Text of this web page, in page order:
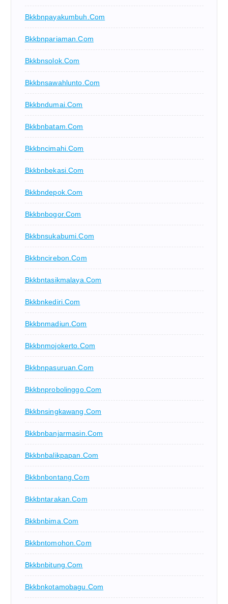
Bkkbnpayakumbuh.com
Bkkbnpariaman.com
Bkkbnsolok.com
Bkkbnsawahlunto.com
Bkkbndumai.com
Bkkbnbatam.com
Bkkbncimahi.com
Bkkbnbekasi.com
Bkkbndepok.com
Bkkbnbogor.com
Bkkbnsukabumi.com
Bkkbncirebon.com
Bkkbntasikmalaya.com
Bkkbnkediri.com
Bkkbnmadiun.com
Bkkbnmojokerto.com
Bkkbnpasuruan.com
Bkkbnprobolinggo.com
Bkkbnsingkawang.com
Bkkbnbanjarmasin.com
Bkkbnbalikpapan.com
Bkkbnbontang.com
Bkkbntarakan.com
Bkkbnbima.com
Bkkbntomohon.com
Bkkbnbitung.com
Bkkbnkotamobagu.com